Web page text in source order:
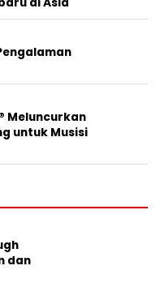
Meluncurkan
untuk Musisi
dan